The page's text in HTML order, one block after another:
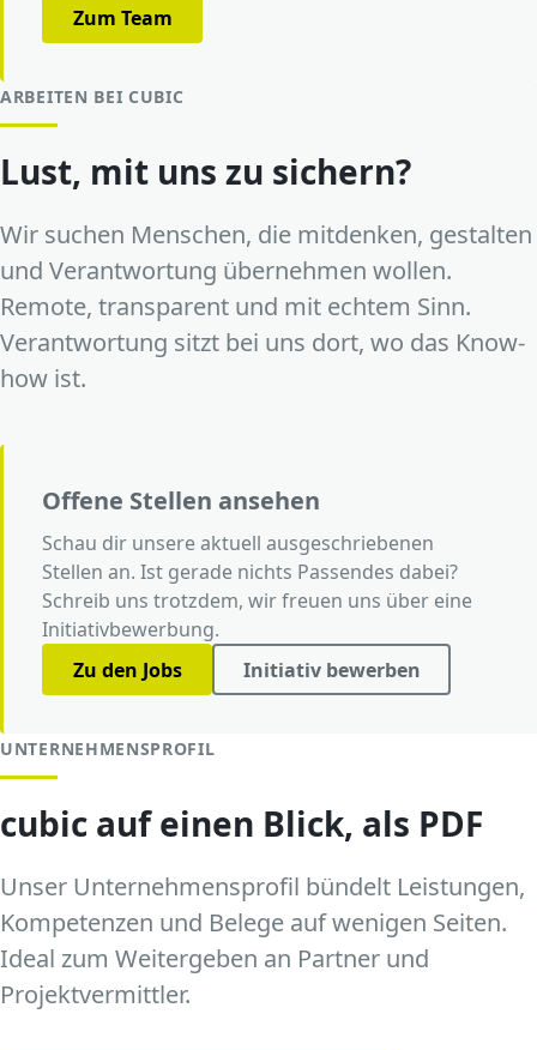
Zum Team
ARBEITEN BEI CUBIC
Lust, mit uns zu sichern?
Wir suchen Menschen, die mitdenken, gestalten
und Verantwortung übernehmen wollen.
Remote, transparent und mit echtem Sinn.
Verantwortung sitzt bei uns dort, wo das Know-
how ist.
Offene Stellen ansehen
Schau dir unsere aktuell ausgeschriebenen
Stellen an. Ist gerade nichts Passendes dabei?
Schreib uns trotzdem, wir freuen uns über eine
Initiativbewerbung.
Zu den Jobs
Initiativ bewerben
UNTERNEHMENSPROFIL
cubic auf einen Blick, als PDF
Unser Unternehmensprofil bündelt Leistungen,
Kompetenzen und Belege auf wenigen Seiten.
Ideal zum Weitergeben an Partner und
Projektvermittler.